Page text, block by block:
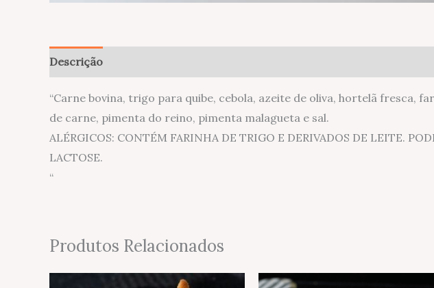
Descrição
“Carne bovina, trigo para quibe, cebola, azeite de oliva, hortelã fresca,
de carne, pimenta do reino, pimenta malagueta e sal.
ALÉRGICOS: CONTÉM FARINHA DE TRIGO E DERIVADOS DE LEITE.
LACTOSE.
“
Produtos Relacionados